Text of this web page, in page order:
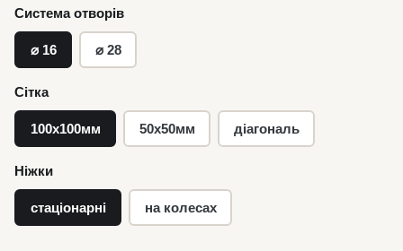
Система отворів
⌀ 16 ⌀ 28
Сітка
100х100мм 50х50мм діагональ
Ніжки
стаціонарні на колесах